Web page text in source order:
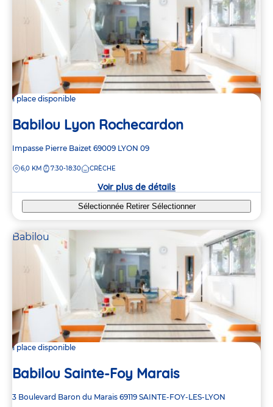
1 place disponible
Babilou Lyon Rochecardon
Adresse
la
Impasse Pierre Baizet 69009 LYON 09
DISTANCE
6,0 KM 7:30-18:30 CRÈCHE
Voir plus de détails
Sélectionnée Retirer Sélectionner
Babilou
1 place disponible
Babilou Sainte-Foy Marais
Adresse
3 Boulevard Baron du Marais 69119 SAINTE-FOY-LES-LYON